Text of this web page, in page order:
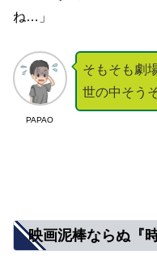
ね…」
PAPAO
そもそも劇
世の中そう
映画泥棒ならぬ『